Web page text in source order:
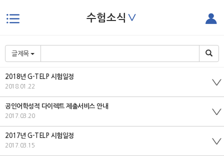
수험소식 ∨
글제목
2018년 G-TELP 시험일정
2018.01.22
공인어학성적 다이렉트 제출서비스 안내
2017.03.20
2017년 G-TELP 시험일정
2017.03.15